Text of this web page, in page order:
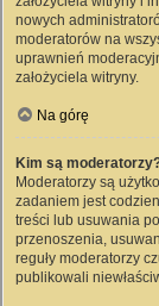
nowych
moderatorów na
uprawnień
założyciela witryny.
Na górę
Kim są
Moderatorzy są
zadaniem jest
treści lub usuwania
przenoszenia,
reguły moderatorzy
publikowali